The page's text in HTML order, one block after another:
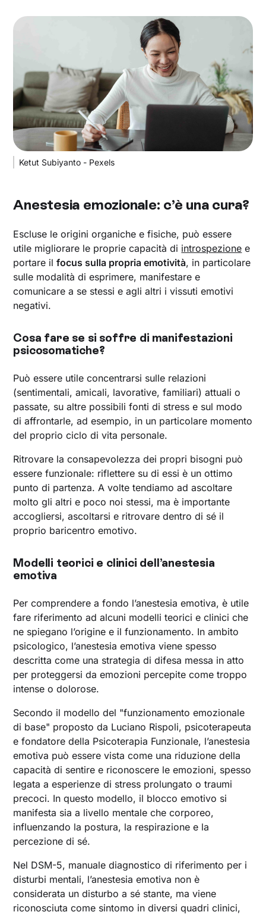
Ketut Subiyanto - Pexels
Anestesia emozionale: c’è una cura?
Escluse le origini organiche e fisiche, può essere
utile migliorare le proprie capacità di introspezione e
portare ilfocus sulla propria emotività, in particolare
sulle modalità di esprimere, manifestare e
comunicare a se stessi e agli altri i vissuti emotivi
negativi.
Cosa fare se si soffre di manifestazioni
psicosomatiche?
Può essere utile concentrarsi sulle relazioni
(sentimentali, amicali, lavorative, familiari) attuali o
passate, su altre possibili fonti di stress e sul modo
di affrontarle, ad esempio, in un particolare momento
del proprio ciclo di vita personale.
Ritrovare la consapevolezza dei propri bisogni può
essere funzionale: riflettere su di essi è un ottimo
punto di partenza. A volte tendiamo ad ascoltare
molto gli altri e poco noi stessi, ma è importante
accogliersi, ascoltarsi e ritrovare dentro di sé il
proprio baricentro emotivo.
Modelli teorici e clinici dell’anestesia
emotiva
Per comprendere a fondo l’anestesia emotiva, è utile
fare riferimento ad alcuni modelli teorici e clinici che
ne spiegano l’origine e il funzionamento. In ambito
psicologico, l’anestesia emotiva viene spesso
descritta come una strategia di difesa messa in atto
per proteggersi da emozioni percepite come troppo
intense o dolorose.
Secondo il modello del "funzionamento emozionale
di base" proposto da Luciano Rispoli, psicoterapeuta
e fondatore della Psicoterapia Funzionale, l’anestesia
emotiva può essere vista come una riduzione della
capacità di sentire e riconoscere le emozioni, spesso
legata a esperienze di stress prolungato o traumi
precoci. In questo modello, il blocco emotivo si
manifesta sia a livello mentale che corporeo,
influenzando la postura, la respirazione e la
percezione di sé.
Nel DSM-5, manuale diagnostico di riferimento per i
disturbi mentali, l’anestesia emotiva non è
considerata un disturbo a sé stante, ma viene
riconosciuta come sintomo in diversi quadri clinici,